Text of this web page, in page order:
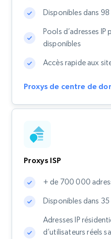
Disponibles dans 98
Pools d’adresses
disponibles
Accès rapide aux
Proxys de centre de
Proxys ISP
+ de 700 000
Disponibles dans 35
Adresses IP
d’utilisateurs réels